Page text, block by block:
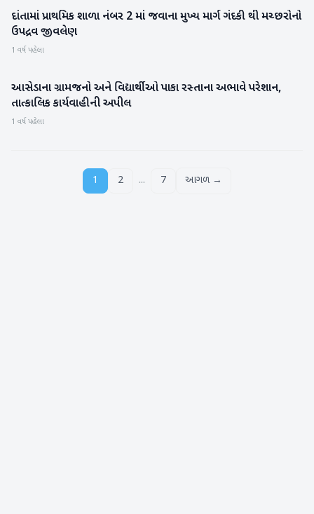
બનાસકાંઠા
દાંતામાં પ્રાથમિક શાળા નંબર 2 માં જવાના મુખ્ય માર્ગ ગંદકી થી મચ્છરોનો
ઉપદ્રવ જીવલેણ
1 વર્ષ પહેલા
બનાસકાંઠા
આસેડાના ગ્રામજનો અને વિદ્યાર્થીઓ પાકા રસ્તાના અભાવે પરેશાન,
તાત્કાલિક કાર્યવાહીની અપીલ
1 વર્ષ પહેલા
1 2 ... 7 આગળ →